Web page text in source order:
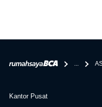
tentang properti
bertanggung jawab
...
Kantor Pusat